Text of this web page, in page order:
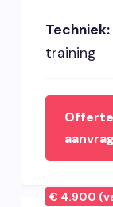
Techniek:
training
Offerte
€ 4.900